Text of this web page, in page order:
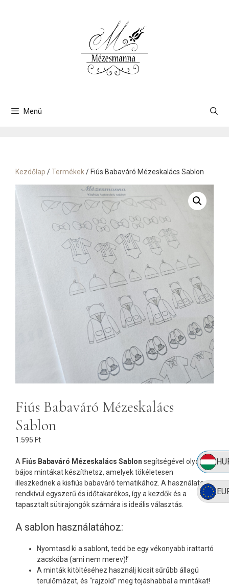
Menü
Kezdőlap /Termékek / Fiús Babaváró Mézeskalács Sablon
Fiús Babaváró Mézeskalács
Sablon
1.595 Ft
A Fiús Babaváró Mézeskalács Sablon segítségével olyan
bájos mintákat készíthetsz, amelyek tökéletesen
illeszkednek a kisfiús babaváró tematikához. A használata
rendkívül egyszerű és időtakarékos, így a kezdők és a
tapasztalt sütirajongók számára is ideális választás.
A sablon használatához:
Nyomtasd ki a sablont, tedd be egy vékonyabb irattartó
zacskóba (ami nem merev)!’
A minták kitöltéséhez használj kicsit sűrűbb állagú
terülőmázat, és “rajzold” meg tojáshabbal a mintákat!